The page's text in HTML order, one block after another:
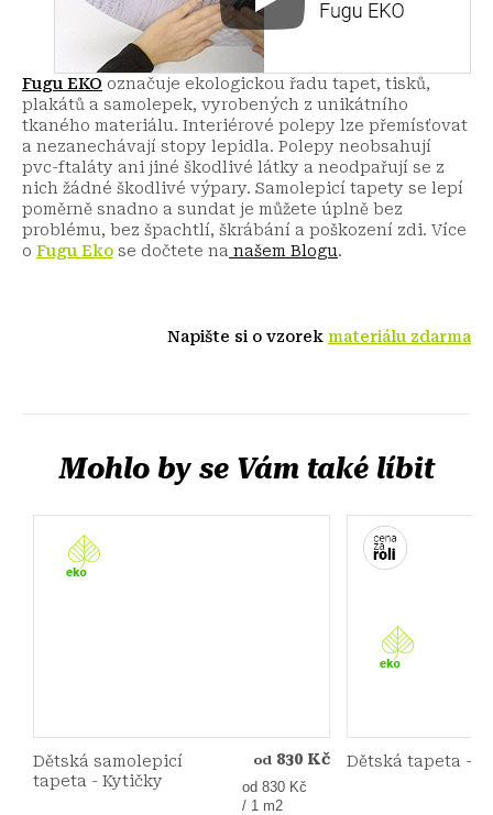
Fugu EKO označuje ekologickou řadu tapet, tisků,
plakátů a samolepek, vyrobených z unikátního
tkaného materiálu. Interiérové polepy lze přemísťovat
a nezanechávají stopy lepidla. Polepy neobsahují
pvc-ftaláty ani jiné škodlivé látky a neodpařují se z
nich žádné škodlivé výpary. Samolepicí tapety se lepí
poměrně snadno a sundat je můžete úplně bez
problému, bez špachtlí, škrábání a poškození zdi. Více
o Fugu Eko se dočtete na našem Blogu.
Napište si o vzorek materiálu zdarma
Dětská samolepicí
tapeta - Kytičky
od 830 Kč
Měrná
cena:
od 830 Kč
/ 1 m2
Dětská tapeta -